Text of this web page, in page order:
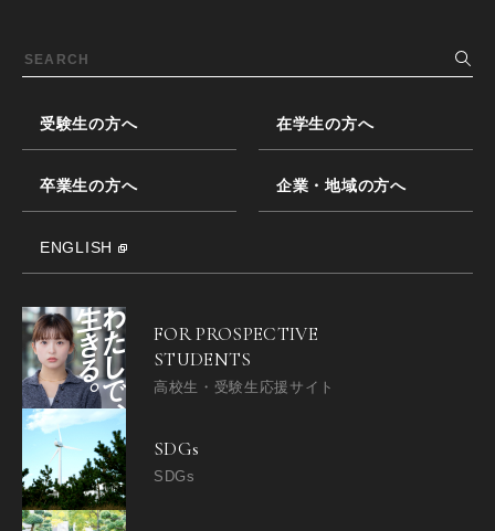
受験生の方へ 在学生の方へ
卒業生の方へ 企業・地域の方へ
ENGLISH
FOR PROSPECTIVE
STUDENTS
高校生・受験生応援サイト
SDGs
SDGs